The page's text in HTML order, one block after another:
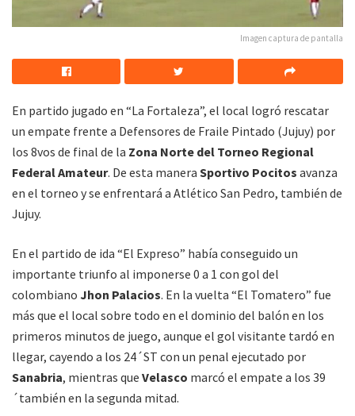
Imagen captura de pantalla
En partido jugado en “La Fortaleza”, el local logró rescatar
un empate frente a Defensores de Fraile Pintado (Jujuy) por
los 8vos de final de la Zona Norte del Torneo Regional
Federal Amateur. De esta manera Sportivo Pocitos avanza
en el torneo y se enfrentará a Atlético San Pedro, también de
Jujuy.
En el partido de ida “El Expreso” había conseguido un
importante triunfo al imponerse 0 a 1 con gol del
colombiano Jhon Palacios. En la vuelta “El Tomatero” fue
más que el local sobre todo en el dominio del balón en los
primeros minutos de juego, aunque el gol visitante tardó en
llegar, cayendo a los 24´ST con un penal ejecutado por
Sanabria, mientras que Velasco marcó el empate a los 39
´también en la segunda mitad.